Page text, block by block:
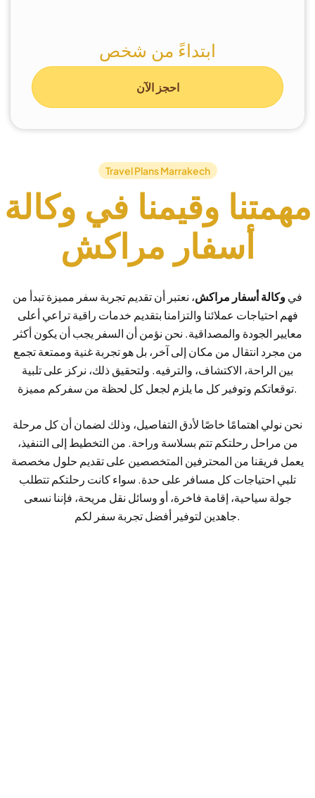
ابتداءً من شخص
احجز الآن
Travel Plans Marrakech
مهمتنا وقيمنا في وكالة
أسفار مراكش
فيوكالة أسفار مراكش، نعتبر أن تقديم تجربة سفر مميزة تبدأ من
فهم احتياجات عملائنا والتزامنا بتقديم خدمات راقية تراعي أعلى
معايير الجودة والمصداقية. نحن نؤمن أن السفر يجب أن يكون أكثر
من مجرد انتقال من مكان إلى آخر، بل هو تجربة غنية وممتعة تجمع
بين الراحة، الاكتشاف، والترفيه. ولتحقيق ذلك، نركز على تلبية
توقعاتكم وتوفير كل ما يلزم لجعل كل لحظة من سفركم مميزة.
نحن نولي اهتمامًا خاصًا لأدق التفاصيل، وذلك لضمان أن كل مرحلة
من مراحل رحلتكم تتم بسلاسة وراحة. من التخطيط إلى التنفيذ،
يعمل فريقنا من المحترفين المتخصصين على تقديم حلول مخصصة
تلبي احتياجات كل مسافر على حدة. سواء كانت رحلتكم تتطلب
جولة سياحية، إقامة فاخرة، أو وسائل نقل مريحة، فإننا نسعى
جاهدين لتوفير أفضل تجربة سفر لكم.